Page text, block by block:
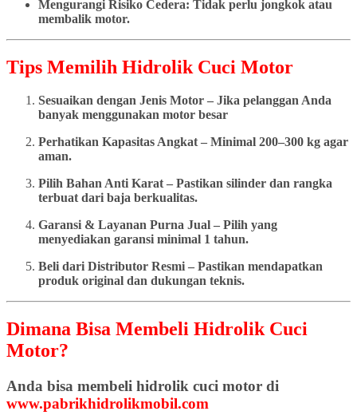
Mengurangi Risiko Cedera: Tidak perlu jongkok atau
membalik motor.
Tips Memilih Hidrolik Cuci Motor
Sesuaikan dengan Jenis Motor – Jika pelanggan Anda
banyak menggunakan motor besar
Perhatikan Kapasitas Angkat – Minimal 200–300 kg agar
aman.
Pilih Bahan Anti Karat – Pastikan silinder dan rangka
terbuat dari baja berkualitas.
Garansi & Layanan Purna Jual – Pilih yang
menyediakan garansi minimal 1 tahun.
Beli dari Distributor Resmi – Pastikan mendapatkan
produk original dan dukungan teknis.
Dimana Bisa Membeli Hidrolik Cuci
Motor?
Anda bisa membeli hidrolik cuci motor di
www.pabrikhidrolikmobil.com